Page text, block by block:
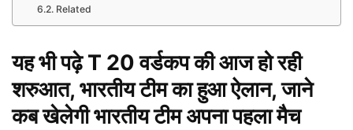
Related
यह भी पढ़ेT 20 वर्डकप की आज हो रही
शरुआत, भारतीय टीम का हुआ ऐलान, जाने
कब खेलेगी भारतीय टीम अपना पहला मैच